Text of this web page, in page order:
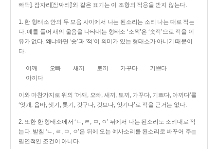
빠닥], 잠자리[잠짜리]’와 같은 표기는 이 조항의 적용을 받지 않는다.
1. 한 형태소 안의 두 모음 사이에서 나는 된소리는 소리 나는 대로 적는
다. 예를 들어 새의 울음을 나타내는 형태소 ‘소쩍’은 ‘솟적’으로 적을 이
유가 없다. 왜냐하면 ‘솟’과 ‘적’이 의미가 있는 형태소가 아니기 때문이
다.
어깨 오빠 새끼 토끼 가꾸다
기쁘다
아끼다
이와 마찬가지로 위의 ‘어깨, 오빠, 새끼, 토끼, 가꾸다, 기쁘다, 아끼다’를
‘엇개, 옵바, 샛기, 톳기, 갓구다, 깃브다, 앗기다’로 적을 근거는 없다.
2. 또한 한 형태소에서 ‘ㄴ, ㄹ, ㅁ, ㅇ’ 뒤에서 나는 된소리도 소리대로 적
는다. 받침 ‘ㄴ, ㄹ, ㅁ, ㅇ’은 뒤에 오는 예사소리를 된소리로 바꾸어 주는
필연적인 조건이 아니다.